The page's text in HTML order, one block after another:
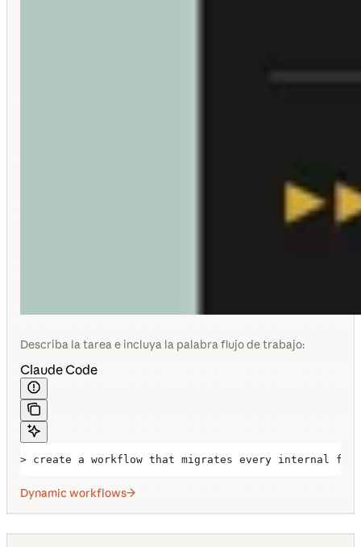
Describa la tarea e incluya la palabra flujo de trabajo:
Claude Code
> create a workflow that migrates every internal
Dynamic workflows